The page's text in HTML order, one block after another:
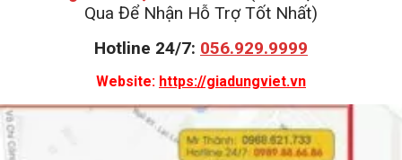
Qua Để Nhận Hỗ Trợ Tốt Nhất)
Hotline 24/7: 056.929.9999
Website: https://giadungviet.vn